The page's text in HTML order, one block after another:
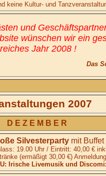
keine Kultur- und
und
wünschen wir ein
Jahr 2008 !
Das
2007
D E Z E M B E R
Silvesterparty mit Buffet
19.00 Uhr / Eintritt: 40,00 €
(ermäßigt 30,00 €)
Irische Livemusik und